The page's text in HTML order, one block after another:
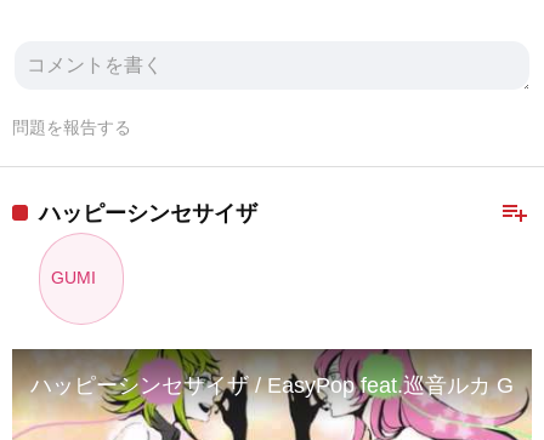
問題を報告する
playlist_add
ハッピーシンセサイザ
GUMI
ハッピーシンセサイザ / EasyPop feat.巡音ルカ